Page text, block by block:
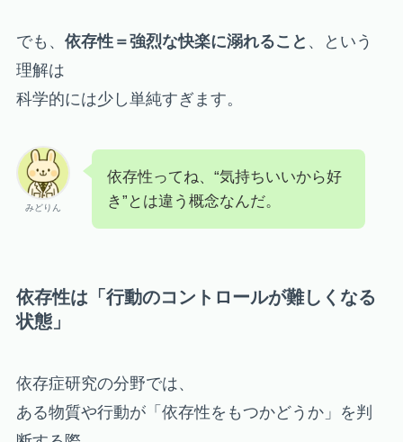
でも、 依存性＝強烈な快楽に溺れること 、という
理解は
科学的には少し単純すぎます。
みどりん
依存性ってね、“気持ちいいから好
き”とは違う概念なんだ。
依存性は「行動のコントロールが難しくなる
状態」
依存症研究の分野では、
ある物質や行動が「依存性をもつかどうか」を判